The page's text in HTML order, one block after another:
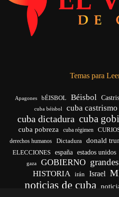
Temas para
Apagones bÉISBOL Béisbol
cuba béisbol cuba castrismo
cuba dictadura cuba
cuba pobreza cuba régimen
derechos humanos Dictadura donald
ELECCIONES españa estados unidos
gaza GOBIERNO
HISTORIA irán Israel
noticias de cuba